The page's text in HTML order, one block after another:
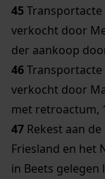
45
verkocht door
der aankoop
46Transportacte
verkocht door
met retroactum,
47 Rekest aan
Friesland en het
in Beets gelegen